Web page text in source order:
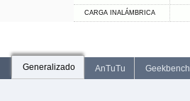
CARGA INALÁMBRICA
Generalizado AnTuTu Geekbench